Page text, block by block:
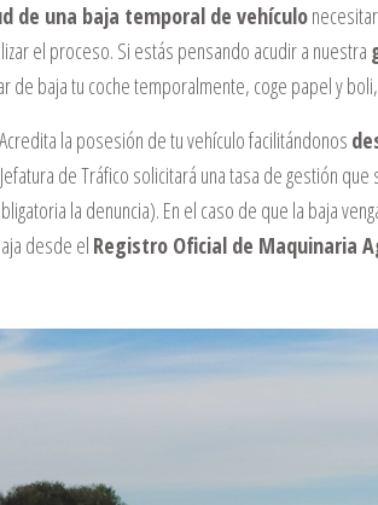
de una baja temporal de vehículo
el proceso. Si estás pensando acudir a nuestra
de baja tu coche temporalmente, coge papel y
Acredita la posesión de tu vehículo facilitándonos
de Tráfico solicitará una tasa de gestión
la denuncia). En el caso de que la baja
desde el Registro Oficial de Maquinaria